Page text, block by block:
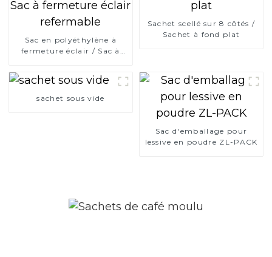
Sac en polyéthylène à
fermeture éclair / Sac à
Sachet scellé sur 8 côtés /
Sachet à fond plat
sachet sous vide
Sac d'emballage pour
lessive en poudre ZL-PACK